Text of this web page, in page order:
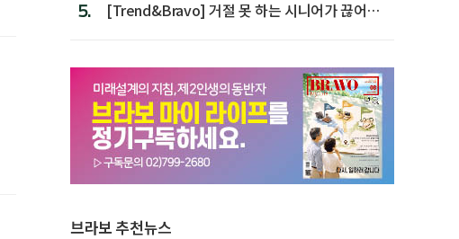
5.
[Trend&Bravo] 거절 못 하는 시니어가 끊어야
브라보 추천뉴스